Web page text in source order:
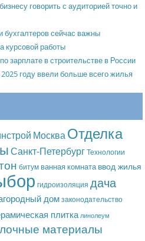
говорить с аудиторией точно и
бухгалтеров сейчас важны
курсовой работы
зарплате в строительстве в России
году ввели больше всего жилья
МоскваОтделка
Санкт-Петербург Технологии
битум ванная комната ввод жилья
гидроизоляция дача
дом законодательство
плитка линолеум
материалы